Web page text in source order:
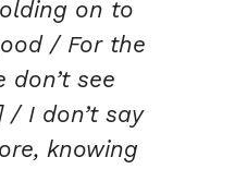
on to
/ For the
don’t see
I don’t say
knowing